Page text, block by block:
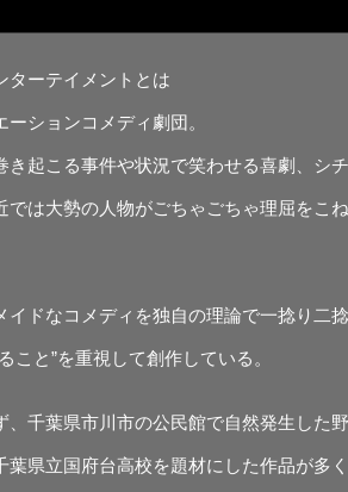
ターテイメントとは
ーションコメディ劇団。
き起こる事件や状況で笑わせる喜劇、シ
では大勢の人物がごちゃごちゃ理屈をこ
イドなコメディを独自の理論で一捻り二
こと”を重視して創作している。
、千葉県市川市の公民館で自然発生した
葉県立国府台高校を題材にした作品が多